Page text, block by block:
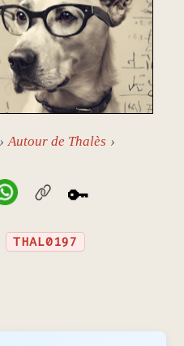
Autour de Thalès
🔑
THAL0197